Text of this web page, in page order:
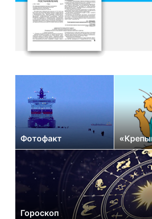
Фотофакт
Гороскоп